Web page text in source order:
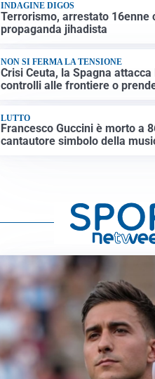
INDAGINE DIGOS
Terrorismo, arrestato 16enne
propaganda jihadista
NON SI FERMA LA TENSIONE
Crisi Ceuta, la Spagna attacca
controlli alle frontiere o
LUTTO
Francesco Guccini è morto a
cantautore simbolo della